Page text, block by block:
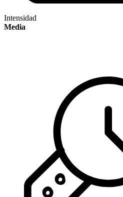
Intensidad
Media